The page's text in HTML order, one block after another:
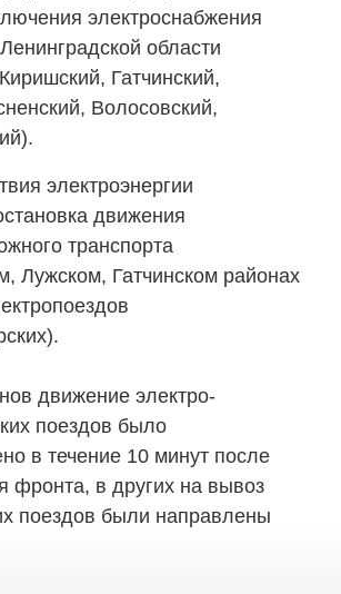
электроснабжения
области
Гатчинский,
Волосовский,
электроэнергии
движения
транспорта
Лужском, Гатчинском районах
движение электро-
поездов было
в течение 10 минут после
фронта, в других на вывоз
поездов были направлены